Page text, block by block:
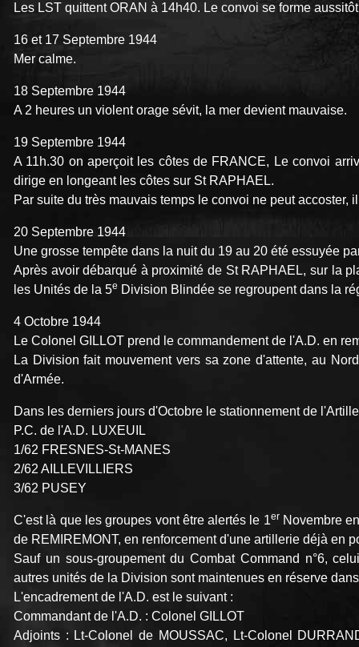
Les LST quittent ORAN à 14h40. Le convoi se forme
16 et 17 Septembre 1944
Mer calme.
18 Septembre 1944
A 2 heures un violent orage sévit, la mer devient mauvaise.
19 Septembre 1944
A 11h.30 on aperçoit les côtes de FRANCE, Le convoi
dirige en longeant les côtes sur St RAPHAEL.
Par suite du très mauvais temps le convoi ne peut accoster,
20 Septembre 1944
Une grosse tempête dans la nuit du 19 au 20 été essuyée
Après avoir débarqué à proximité de St RAPHAEL, sur la
les Unités de la 5e Division Blindée se regroupent dans la
4 Octobre 1944
Le Colonel GILLOT prend le commandement de l'A.D. en
La Division fait mouvement vers sa zone d'attente, au
d'Armée.
Dans les derniers jours d'Octobre le stationnement de
P.C. de l'A.D. LUXEUIL
1/62 FRESNES-St-MANES
2/62 AILLEVILLIERS
3/62 PUSEY
C'est là que les groupes vont être alertés le 1er Novembre
de REMIREMONT, en renforcement d'une artillerie déjà en
Sauf un sous-groupement du Combat Command n°6,
autres unités de la Division sont maintenues en réserve
L'encadrement de l'A.D. est le suivant :
Commandant de l'A.D. : Colonel GILLOT
Adjoints : Lt-Colonel de MOUSSAC, Lt-Colonel